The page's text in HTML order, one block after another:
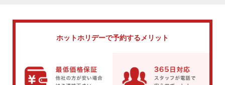
ホットホリデーで予約するメリット